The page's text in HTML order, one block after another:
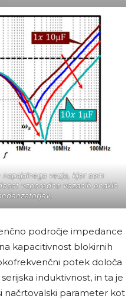
vezja, kjer sem
vzporedno vezanih enakih
področje impedance
kapacitivnost blokirnih
potek določa
induktivnost, in ta je
parameter kot